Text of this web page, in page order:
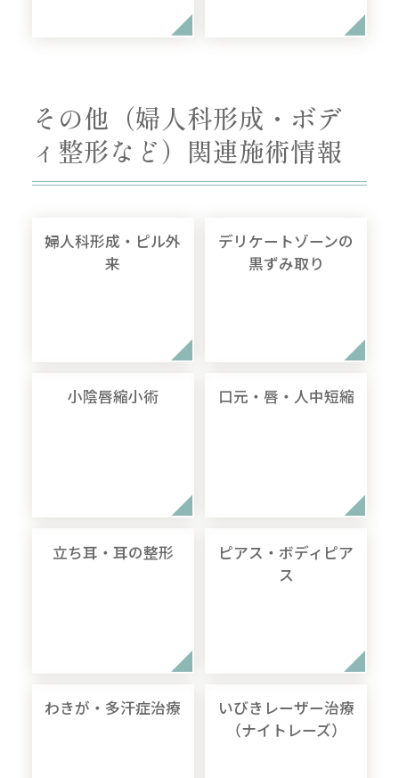
その他（婦人科形成・ボデ
ィ整形など）関連施術情報
婦人科形成・ピル外
来
デリケートゾーンの
黒ずみ取り
小陰唇縮小術 口元・唇・人中短縮
立ち耳・耳の整形
ピアス・ボディピア
ス
わきが・多汗症治療
いびきレーザー治療
（ナイトレーズ）
LINE